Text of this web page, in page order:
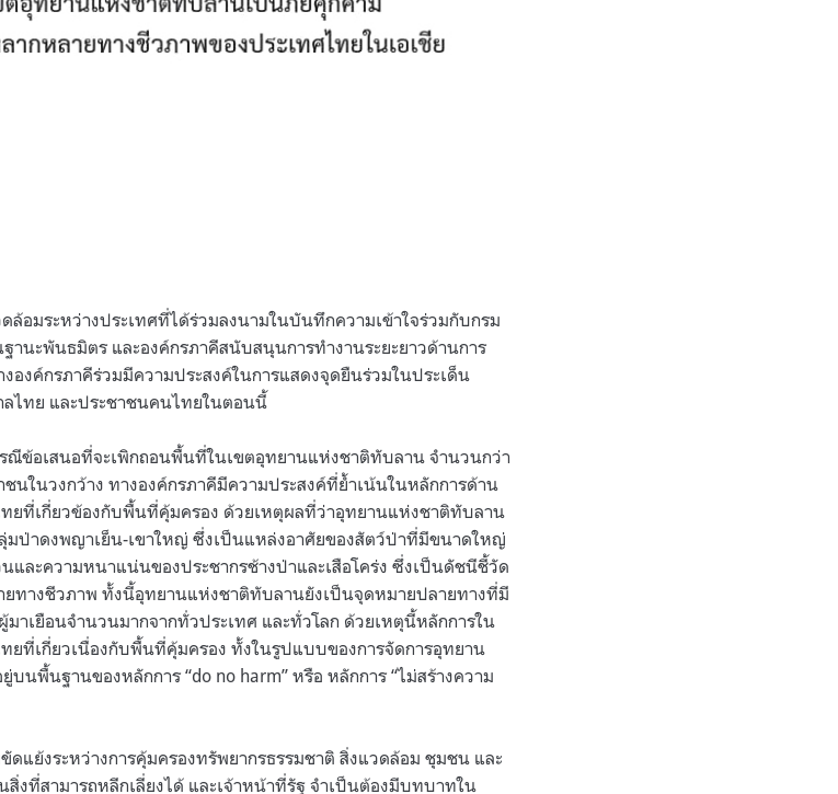
อมระหว่างประเทศที่ได้ร่วมลงนามในบันทึกความเข้าใจร่วมกับกรม
นะพันธมิตร และองค์กรภาคีสนับสนุนการทำงานระยะยาวด้านการ
งค์กรภาคีร่วมมีความประสงค์ในการแสดงจุดยืนร่วมในประเด็น
ไทย และประชาชนคนไทยในตอนนี้
ข้อเสนอที่จะเพิกถอนพื้นที่ในเขตอุทยานแห่งชาติทับลาน จำนวนกว่า
นในวงกว้าง ทางองค์กรภาคีมีความประสงค์ที่ย้ำเน้นในหลักการด้าน
ยที่เกี่ยวข้องกับพื้นที่คุ้มครอง ด้วยเหตุผลที่ว่าอุทยานแห่งชาติทับลาน
มป่าดงพญาเย็น-เขาใหญ่ ซึ่งเป็นแหล่งอาศัยของสัตว์ป่าที่มีขนาดใหญ่
และความหนาแน่นของประชากรช้างป่าและเสือโคร่ง ซึ่งเป็นดัชนีชี้วัด
ทางชีวภาพ ทั้งนี้อุทยานแห่งชาติทับลานยังเป็นจุดหมายปลายทางที่มี
าเยือนจำนวนมากจากทั่วประเทศ และทั่วโลก ด้วยเหตุนี้หลักการใน
ยที่เกี่ยวเนื่องกับพื้นที่คุ้มครอง ทั้งในรูปแบบของการจัดการอุทยาน
นพื้นฐานของหลักการ “do no harm” หรือ หลักการ “ไม่สร้างความ
แย้งระหว่างการคุ้มครองทรัพยากรธรรมชาติ สิ่งแวดล้อม ชุมชน และ
งที่สามารถหลีกเลี่ยงได้ และเจ้าหน้าที่รัฐ จำเป็นต้องมีบทบาทใน